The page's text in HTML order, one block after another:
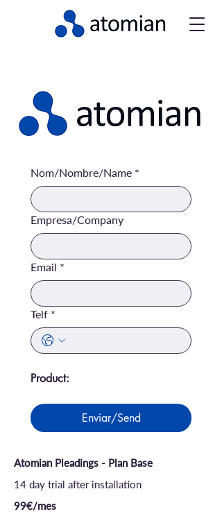
Nom/Nombre/Name *
Empresa/Company
Email *
Telf *
Product:
Enviar/Send
Atomian Pleadings - Plan Base
14 day trial after installation
99€/mes